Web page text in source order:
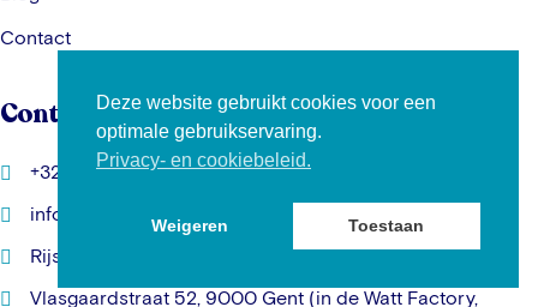
Contact
Contactgegevens
+32 469 19 72 45
info@kunde.be
Rijschoolstraat 11, 3000 Leuven
Vlasgaardstraat 52, 9000 Gent (in de Watt Factory,
Deze website gebruikt cookies voor een
optimale gebruikservaring.
Privacy- en cookiebeleid.
Weigeren Toestaan